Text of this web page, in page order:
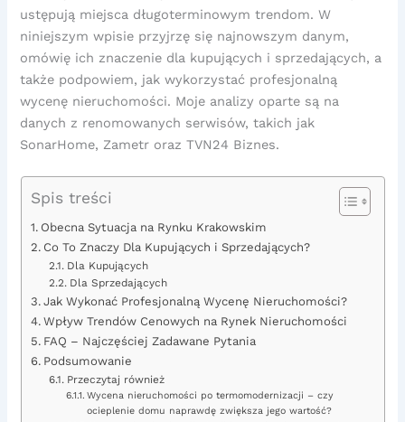
ustępują miejsca długoterminowym trendom. W
niniejszym wpisie przyjrzę się najnowszym danym,
omówię ich znaczenie dla kupujących i sprzedających, a
także podpowiem, jak wykorzystać profesjonalną
wycenę nieruchomości. Moje analizy oparte są na
danych z renomowanych serwisów, takich jak
SonarHome, Zametr oraz TVN24 Biznes.
Spis treści
Obecna Sytuacja na Rynku Krakowskim
Co To Znaczy Dla Kupujących i Sprzedających?
Dla Kupujących
Dla Sprzedających
Jak Wykonać Profesjonalną Wycenę Nieruchomości?
Wpływ Trendów Cenowych na Rynek Nieruchomości
FAQ – Najczęściej Zadawane Pytania
Podsumowanie
Przeczytaj również
Wycena nieruchomości po termomodernizacji – czy
ocieplenie domu naprawdę zwiększa jego wartość?